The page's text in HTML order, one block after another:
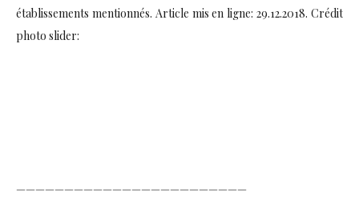
établissements mentionnés. Article mis en ligne: 29.12.2018. Crédit
photo slider:
————————————————————————